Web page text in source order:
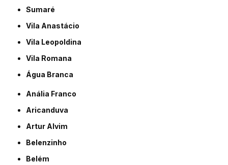
Sumaré
Vila Anastácio
Vila Leopoldina
Vila Romana
Água Branca
Anália Franco
Aricanduva
Artur Alvim
Belenzinho
Belém